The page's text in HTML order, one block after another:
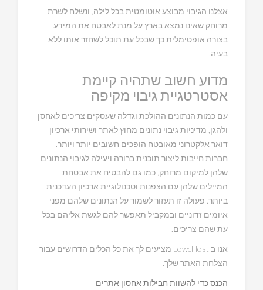
אצלנו הגיבוי מבוצע אוטומטית בכל לילה, ונשלח לשרת
מרוחק שאינו נמצא בארץ על מנת לאבטח את המידע
בצורה אופטימלית כך שבכל עת תוכל לשחזר אותו ללא
בעיה.
מדוע חשוב שתהיה קיימת
אסטרטגיית גיבוי מקיפה
עם כמות הנתונים ההולכת וגדלה שעסקים צריכים לאחסן
ולהגן, מדיניות גיבוי נתונים מחוץ לאתר ושירותי ארכיון
דואר אלקטרוני מאובטח הופכים חשובים יותר ויותר.
חברות חייבות ליצור תוכנית ברורה ויעילה לגיבוי הנתונים
שלהן למיקום מרוחק, כמו גם להבטיח את אבטחת
המיילים שלהן עם הצפנות וטכנולוגיית ארכיון העדכנית
ביותר. פעולה זו תעזור לשמור על הנתונים שלהם מפני
איומים זדוניים ובמקביל תאפשר להם לגשת אליהם בכל
עת שהם צריכים.
אנו ב LowcHost מציעים לך את כל הכלים הדרושים עבור
הצלחת האתר שלך.
הכנס כדי להשוות חבילות אחסון אתרים